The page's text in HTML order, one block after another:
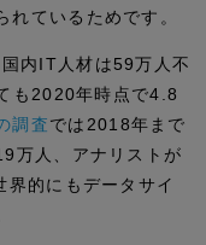
ているためです。
内IT人材は59万人不
も2020年時点で4.8
調査では2018年まで
万人、アナリストが
的にもデータサイ